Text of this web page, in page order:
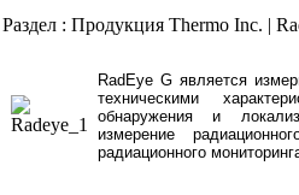
Раздел : Продукция Thermo Inc. |
RadEye G является
техническими
обнаружения и
измерение
радиационного